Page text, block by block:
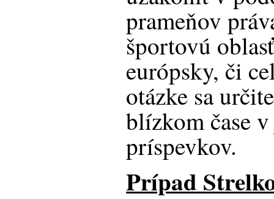
prameňov
športovú
európsky, či
otázke sa
blízkom čase
príspevkov.
Prípad